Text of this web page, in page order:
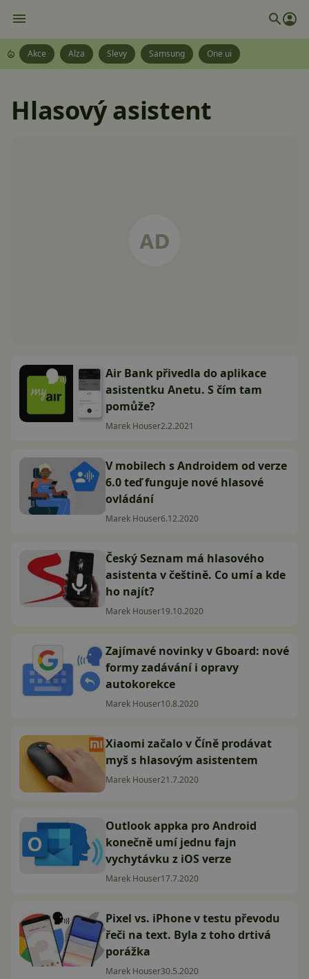
Akce Alza Slevy Samsung One ui
Hlasový asistent
Air Bank přivedla do aplikace
asistentku Anetu. S čím tam
pomůže?
Marek Houser2.2.2021
V mobilech s Androidem od verze
6.0 teď funguje nové hlasové
ovládání
Marek Houser6.12.2020
Český Seznam má hlasového
asistenta v češtině. Co umí a kde
ho najít?
Marek Houser19.10.2020
Zajímavé novinky v Gboard: nové
formy zadávání i opravy
autokorekce
Marek Houser10.8.2020
Xiaomi začalo v Číně prodávat
myš s hlasovým asistentem
Marek Houser21.7.2020
Outlook appka pro Android
konečně umí jednu fajn
vychytávku z iOS verze
Marek Houser17.7.2020
Pixel vs. iPhone v testu převodu
řeči na text. Byla z toho drtivá
porážka
Marek Houser30.5.2020